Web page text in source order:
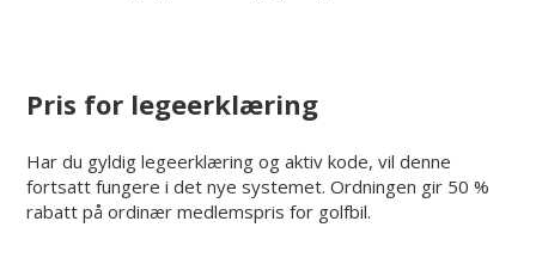
Pris for legeerklæring
Har du gyldig legeerklæring og aktiv kode, vil denne
fortsatt fungere i det nye systemet. Ordningen gir 50 %
rabatt på ordinær medlemspris for golfbil.